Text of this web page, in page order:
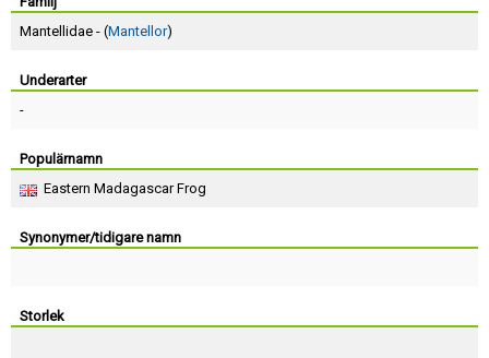
Mantellidae - (Mantellor)
Underarter
-
Populärnamn
Eastern Madagascar Frog
Synonymer/tidigare namn
Storlek